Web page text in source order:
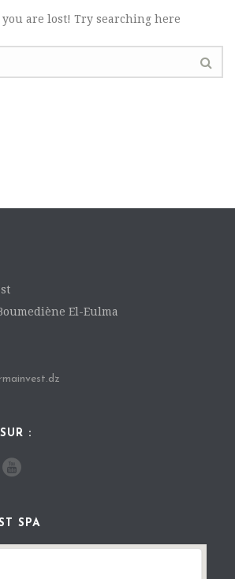
are lost! Try searching here
El-Eulma
:
SPA